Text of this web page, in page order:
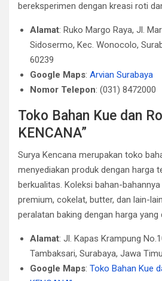
bereksperimen dengan kreasi roti
Alamat: Ruko Margo Raya, Jl.
Sidosermo, Kec. Wonocolo,
60239
Google Maps: Arvian Surabaya
Nomor Telepon: (031) 8472000
Toko Bahan Kue dan
KENCANA”
Surya Kencana merupakan toko
menyediakan produk dengan harga
berkualitas. Koleksi bahan-
premium, cokelat, butter, dan lain-
peralatan baking dengan harga yang
Alamat: Jl. Kapas Krampung
Tambaksari, Surabaya, Jawa
Google Maps: Toko Bahan Kue